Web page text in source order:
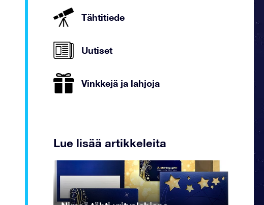
Tähtitiede
Uutiset
Vinkkejä ja lahjoja
Lue lisää artikkeleita